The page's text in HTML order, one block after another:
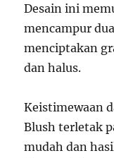
Desain ini
mencampur
menciptakan
dan halus.
Keistimewaan
Blush terletak
mudah dan